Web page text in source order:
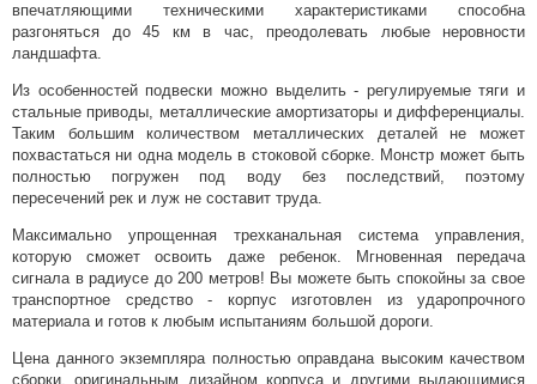
впечатляющими техническими характеристиками способна
разгоняться до 45 км в час, преодолевать любые неровности
ландшафта.
Из особенностей подвески можно выделить - регулируемые тяги и
стальные приводы, металлические амортизаторы и дифференциалы.
Таким большим количеством металлических деталей не может
похвастаться ни одна модель в стоковой сборке. Монстр может быть
полностью погружен под воду без последствий, поэтому
пересечений рек и луж не составит труда.
Максимально упрощенная трехканальная система управления,
которую сможет освоить даже ребенок. Мгновенная передача
сигнала в радиусе до 200 метров! Вы можете быть спокойны за свое
транспортное средство - корпус изготовлен из ударопрочного
материала и готов к любым испытаниям большой дороги.
Цена данного экземпляра полностью оправдана высоким качеством
сборки, оригинальным дизайном корпуса и другими выдающимися